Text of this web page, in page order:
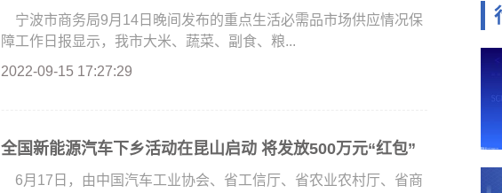
宁波市商务局9月14日晚间发布的重点生活必需品市场供应情况保
障工作日报显示，我市大米、蔬菜、副食、粮...
2022-09-15 17:27:29
全国新能源汽车下乡活动在昆山启动 将发放500万元“红包”
6月17日，由中国汽车工业协会、省工信厅、省农业农村厅、省商